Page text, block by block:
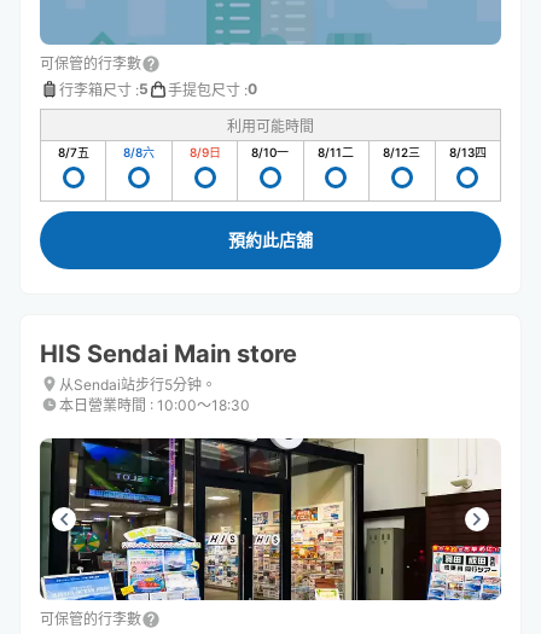
可保管的行李數
行李箱尺寸 :5 手提包尺寸 :0
利用可能時間
8/7五 8/8六 8/9日 8/10一 8/11二 8/12三 8/13四
預約此店舖
HIS Sendai Main store
从Sendai站步行5分钟。
本日營業時間 : 10:00〜18:30
可保管的行李數